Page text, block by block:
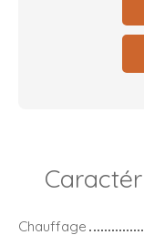
Chauffage